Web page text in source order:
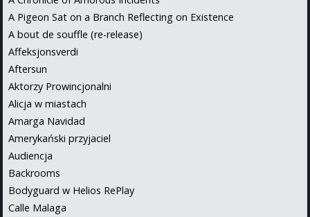
A Pigeon Sat on a Branch Reflecting on Existence
A bout de souffle (re-release)
Affeksjonsverdi
Aftersun
Aktorzy Prowincjonalni
Alicja w miastach
Amarga Navidad
Amerykański przyjaciel
Audiencja
Backrooms
Bodyguard w Helios RePlay
Calle Malaga